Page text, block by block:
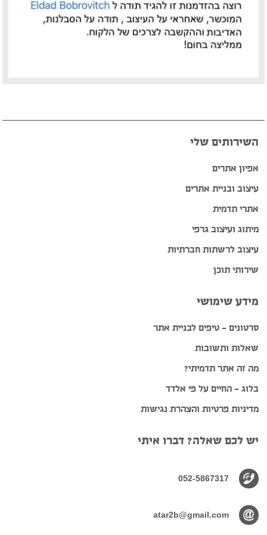
פיטר רוט – מוזיקאי ויוצר
דודי לוי – מוזיקאי, גיטריסט ויוצר
השירותים שלי
אפיון אתרים
עיצוב ובניית אתרים
אתרי תדמית
מיתוג ועיצוב גרפי
עיצוב לרשתות חברתיות
שירותי תוכן
מידע שימושי
סרטונים – טיפים לבניית אתר
שאלות ותשובות
מה זה אתר תדמיתי?
בלוג – החיים על פי אלדד
מדיניות פרטיות והצהרת נגישות
יש לכם שאלה? דברו איתי
052-5867317
atar2b@gmail.com